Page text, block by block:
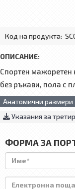
Код на продукта:
ОПИСАНИЕ:
Спортен мажоретен
без ръкави, пола с
Анатомични размери
Указания за
ФОРМА ЗА